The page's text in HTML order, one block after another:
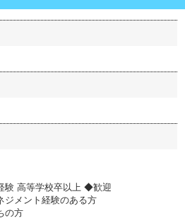
験 高等学校卒以上 ◆歓迎
ジメント経験のある方
の方